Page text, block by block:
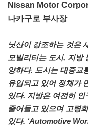
Nissan Motor
나카구로 부사장
닛산이 강조하는 것은
모빌리티는 도시, 지방
양하다. 도시는 대중교
유입되고 있어 정체가
있다. 지방은 여전히
줄어들고 있으며 고령
있다. ‘Automotive